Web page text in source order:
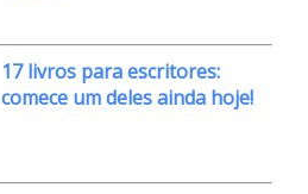
17 livros para escritores:
comece um deles ainda hoje!